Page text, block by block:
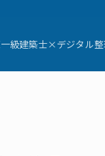
級建築士×デジタル